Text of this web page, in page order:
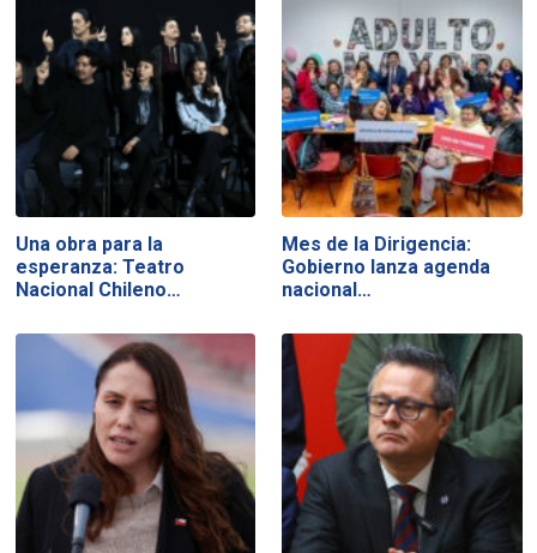
Una obra para la
esperanza: Teatro
Nacional Chileno…
Mes de la Dirigencia:
Gobierno lanza agenda
nacional…